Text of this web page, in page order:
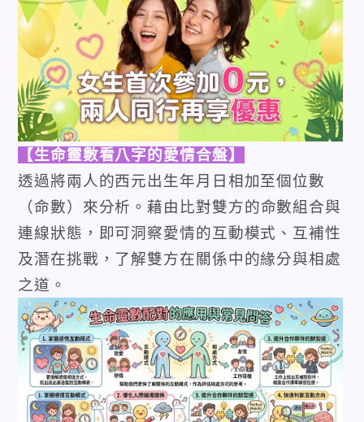
【生命靈數看八字的愛情合盤】
透過將兩人的西元出生年月日相加至個位數
（命數）來分析 。藉由比對雙方的命數組合與
連線狀態，即可洞察愛情的互動模式、互補性
及潛在挑戰，了解雙方在關係中的緣分與相處
之道。